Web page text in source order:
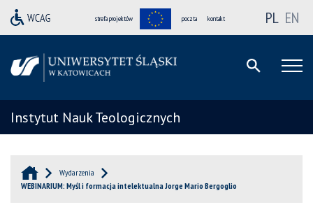
strefa projektów poczta kontakt PL EN
Instytut Nauk Teologicznych
Wydarzenia
WEBINARIUM: Myśl i formacja intelektualna Jorge Mario Bergoglio